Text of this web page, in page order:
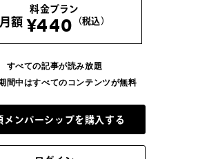
料金プラン
月額 ¥440 （税込）
すべての記事が読み放題
間中はすべてのコンテンツが無料
メンバーシップを購入する
がいざなう読書のラビリンス。五冊目
賀屋の、服と生活のいろいろ。vol.7 33才の